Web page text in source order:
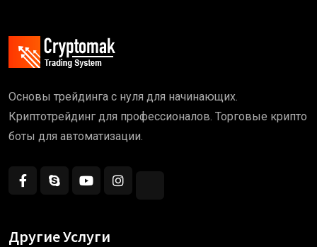
Основы трейдинга с нуля для начинающих.
Криптотрейдинг для профессионалов. Торговые крипто
боты для автоматизации.
Другие Услуги